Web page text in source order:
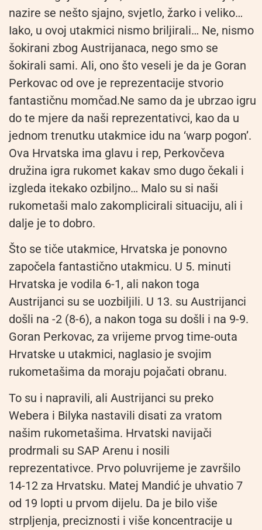
nazire se nešto sjajno, svjetlo, žarko i veliko…
Iako, u ovoj utakmici nismo briljirali… Ne, nismo
šokirani zbog Austrijanaca, nego smo se
šokirali sami. Ali, ono što veseli je da je Goran
Perkovac od ove je reprezentacije stvorio
fantastičnu momčad.Ne samo da je ubrzao igru
do te mjere da naši reprezentativci, kao da u
jednom trenutku utakmice idu na ‘warp pogon’.
Ova Hrvatska ima glavu i rep, Perkovčeva
družina igra rukomet kakav smo dugo čekali i
izgleda itekako ozbiljno… Malo su si naši
rukometaši malo zakomplicirali situaciju, ali i
dalje je to dobro.
Što se tiče utakmice, Hrvatska je ponovno
započela fantastično utakmicu. U 5. minuti
Hrvatska je vodila 6-1, ali nakon toga
Austrijanci su se uozbiljili. U 13. su Austrijanci
došli na -2 (8-6), a nakon toga su došli i na 9-9.
Goran Perkovac, za vrijeme prvog time-outa
Hrvatske u utakmici, naglasio je svojim
rukometašima da moraju pojačati obranu.
To su i napravili, ali Austrijanci su preko
Webera i Bilyka nastavili disati za vratom
našim rukometašima. Hrvatski navijači
prodrmali su SAP Arenu i nosili
reprezentativce. Prvo poluvrijeme je završilo
14-12 za Hrvatsku. Matej Mandić je uhvatio 7
od 19 lopti u prvom dijelu. Da je bilo više
strpljenja, preciznosti i više koncentracije u